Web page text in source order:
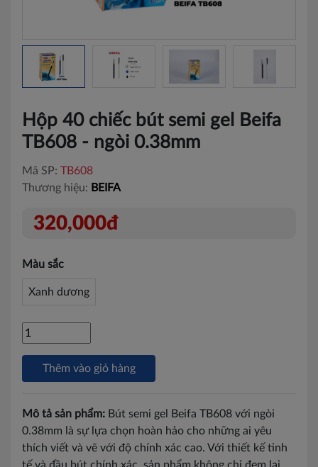
Hộp 40 chiếc bút semi gel Beifa
TB608 - ngòi 0.38mm
Mã SP: TB608
Thương hiệu: BEIFA
320,000đ
Màu sắc
Xanh dương
Thêm vào giỏ hàng
Mô tả sản phẩm: Bút semi gel Beifa TB608 với ngòi
0.38mm là sự lựa chọn hoàn hảo cho những ai yêu
thích viết và vẽ với độ chính xác cao. Với thiết kế tinh